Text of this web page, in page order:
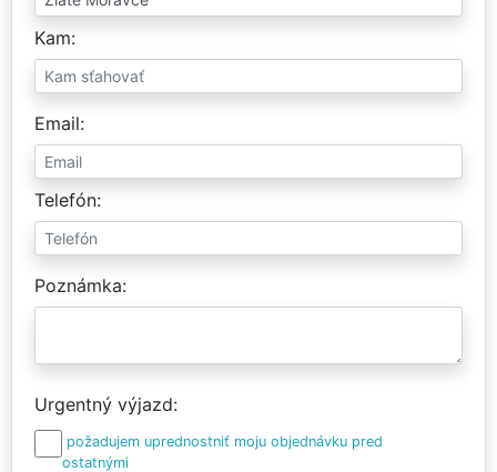
Kam
Email
Telefón
Poznámka
Urgentný výjazd
požadujem uprednostniť moju objednávku pred
ostatnými